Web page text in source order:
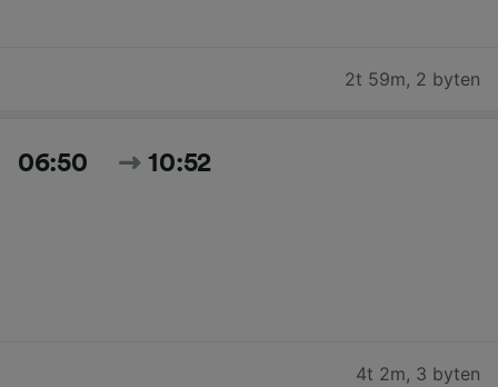
2t 59m, 2 byten
06:50 10:52
4t 2m, 3 byten